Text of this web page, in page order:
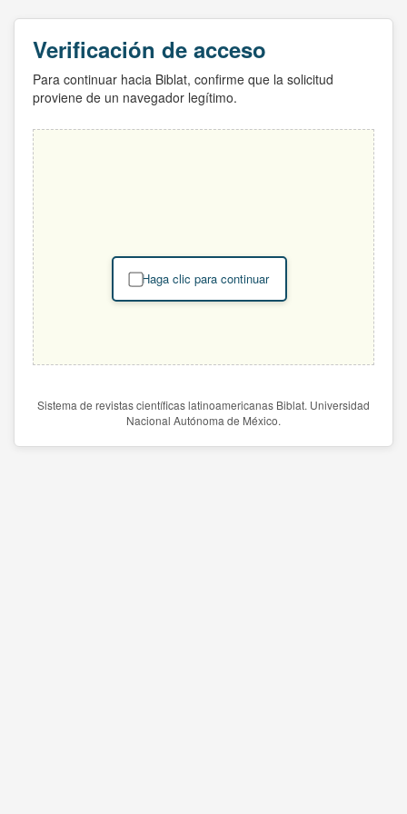
Verificación de acceso
Para continuar hacia Biblat, confirme que la solicitud
proviene de un navegador legítimo.
Haga clic para continuar
Sistema de revistas científicas latinoamericanas Biblat. Universidad
Nacional Autónoma de México.